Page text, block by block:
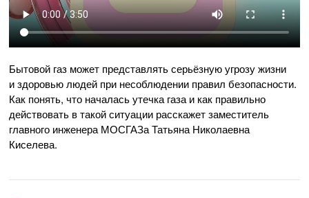
Бытовой газ может представлять серьёзную угрозу жизни
и здоровью людей при несоблюдении правил безопасности.
Как понять, что началась утечка газа и как правильно
действовать в такой ситуации расскажет заместитель
главного инженера МОСГАЗа Татьяна Николаевна
Киселева.